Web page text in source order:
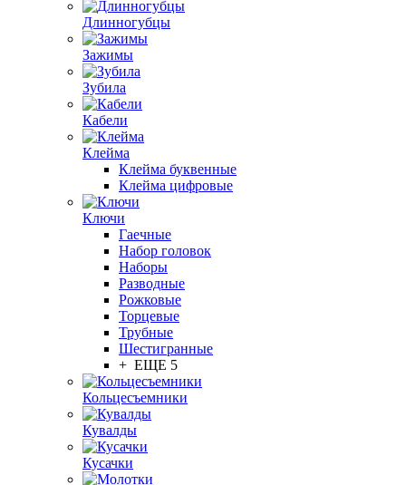
Длинногубцы
Зажимы
Зубила
Кабели
Клейма
Клейма буквенные
Клейма цифровые
Ключи
Гаечные
Набор головок
Наборы
Разводные
Рожковые
Торцевые
Трубные
Шестигранные
+ ЕЩЕ 5
Кольцесъемники
Кувалды
Кусачки